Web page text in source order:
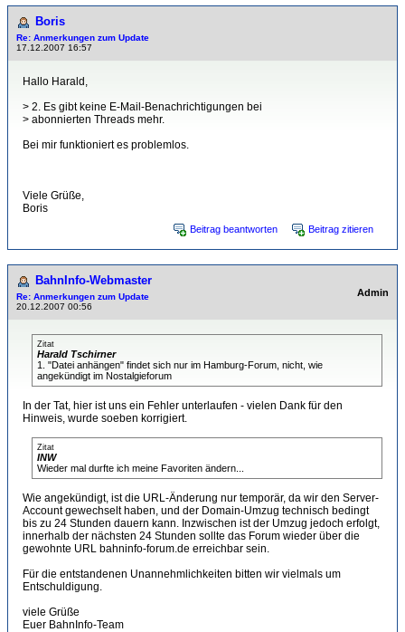
Boris
Re: Anmerkungen zum Update
17.12.2007 16:57
Hallo Harald,
> 2. Es gibt keine E-Mail-Benachrichtigungen bei
> abonnierten Threads mehr.
Bei mir funktioniert es problemlos.
Viele Grüße,
Boris
Beitrag beantworten Beitrag zitieren
BahnInfo-Webmaster
Re: Anmerkungen zum Update
20.12.2007 00:56
Admin
Zitat
Harald Tschirner
1. "Datei anhängen" findet sich nur im Hamburg-Forum, nicht, wie
angekündigt im Nostalgieforum
In der Tat, hier ist uns ein Fehler unterlaufen - vielen Dank für den
Hinweis, wurde soeben korrigiert.
Zitat
INW
Wieder mal durfte ich meine Favoriten ändern...
Wie angekündigt, ist die URL-Änderung nur temporär, da wir den Server-
Account gewechselt haben, und der Domain-Umzug technisch bedingt
bis zu 24 Stunden dauern kann. Inzwischen ist der Umzug jedoch erfolgt,
innerhalb der nächsten 24 Stunden sollte das Forum wieder über die
gewohnte URL bahninfo-forum.de erreichbar sein.
Für die entstandenen Unannehmlichkeiten bitten wir vielmals um
Entschuldigung.
viele Grüße
Euer BahnInfo-Team